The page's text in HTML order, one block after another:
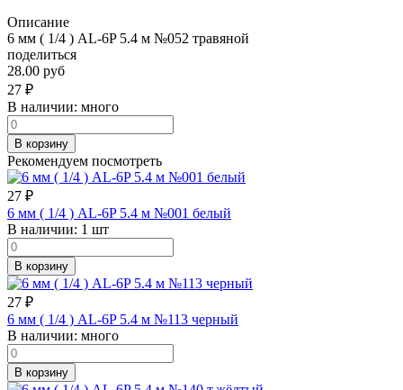
Описание
6 мм ( 1/4 ) AL-6P 5.4 м №052 травяной
поделиться
28.00 руб
27 ₽
В наличии: много
В корзину
Рекомендуем посмотреть
27 ₽
6 мм ( 1/4 ) AL-6P 5.4 м №001 белый
В наличии: 1 шт
В корзину
27 ₽
6 мм ( 1/4 ) AL-6P 5.4 м №113 черный
В наличии: много
В корзину